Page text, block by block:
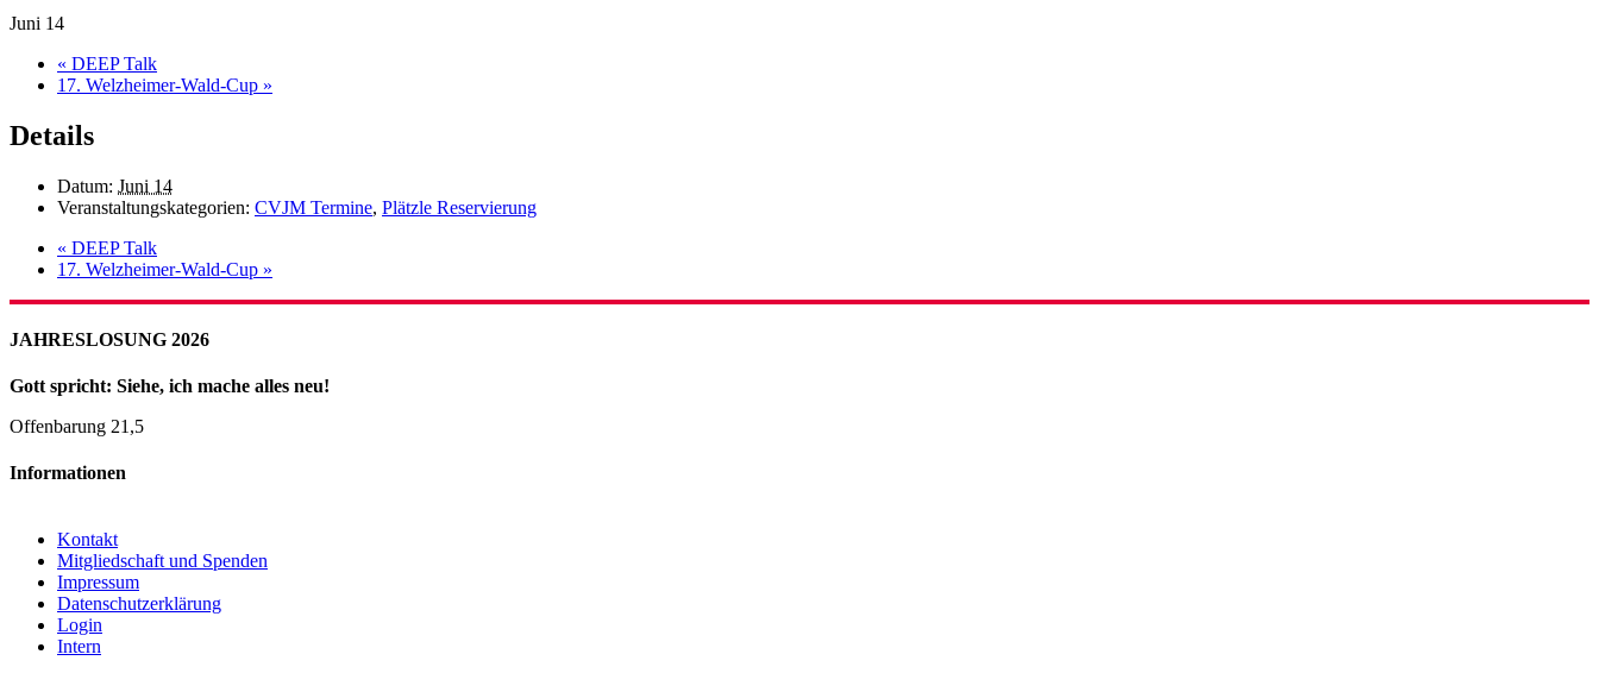
Juni 14
« DEEP Talk
17. Welzheimer-Wald-Cup »
Details
Datum: Juni 14
Veranstaltungskategorien: CVJM Termine, Plätzle Reservierung
« DEEP Talk
17. Welzheimer-Wald-Cup »
JAHRESLOSUNG 2026
Gott spricht: Siehe, ich mache alles neu!
Offenbarung 21,5
Informationen
Kontakt
Mitgliedschaft und Spenden
Impressum
Datenschutzerklärung
Login
Intern